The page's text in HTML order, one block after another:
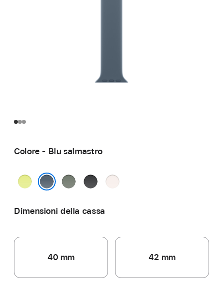
Colore - Blu salmastro
Giallo
Grigioverde
Nero
Rosa
Dimensioni della cassa
40 mm 42 mm